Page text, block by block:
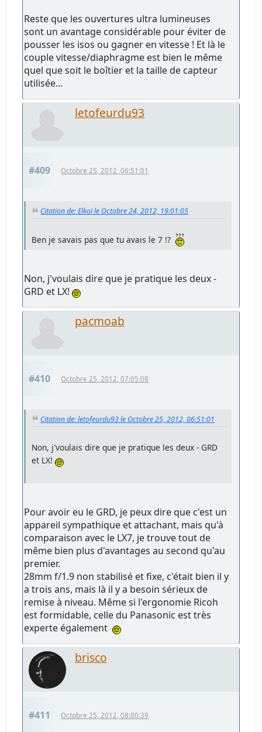
Reste que les ouvertures ultra lumineuses
sont un avantage considérable pour éviter de
pousser les isos ou gagner en vitesse ! Et là le
couple vitesse/diaphragme est bien le même
quel que soit le boîtier et la taille de capteur
utilisée...
letofeurdu93
#409 Octobre 25, 2012, 06:51:01
Citation de: Elkoï le Octobre 24, 2012, 19:01:05
Ben je savais pas que tu avais le 7 !?
Non, j'voulais dire que je pratique les deux -
GRD et LX!
pacmoab
#410 Octobre 25, 2012, 07:05:08
Citation de: letofeurdu93 le Octobre 25, 2012, 06:51:01
Non, j'voulais dire que je pratique les deux - GRD
et LX!
Pour avoir eu le GRD, je peux dire que c'est un
appareil sympathique et attachant, mais qu'à
comparaison avec le LX7, je trouve tout de
même bien plus d'avantages au second qu'au
premier.
28mm f/1.9 non stabilisé et fixe, c'était bien il y
a trois ans, mais là il y a besoin sérieux de
remise à niveau. Même si l'ergonomie Ricoh
est formidable, celle du Panasonic est très
experte également
brisco
#411 Octobre 25, 2012, 08:00:39